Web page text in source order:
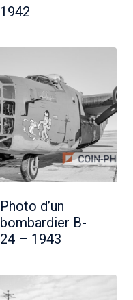
1942
Photo d’un
bombardier B-
24 – 1943